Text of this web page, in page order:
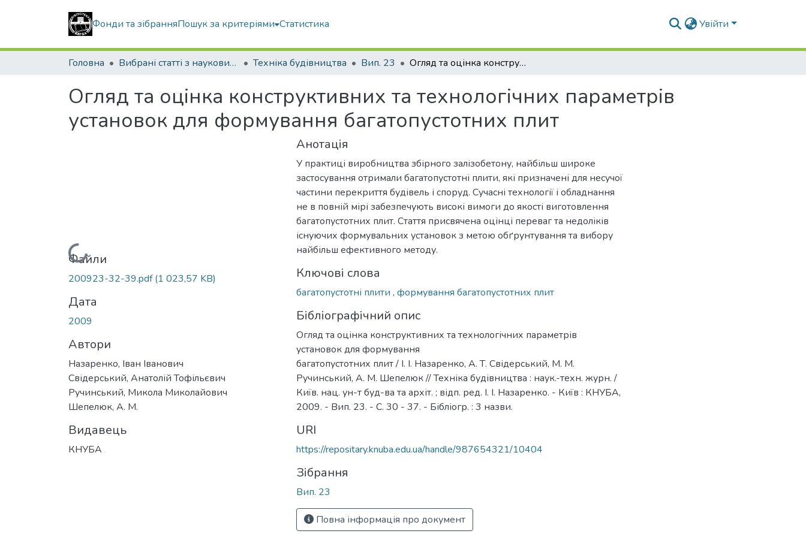
Фонди та зібранняПошук за критеріями Статистика Увійти
Головна Вибрані статті з наукових збірників КНУБА Техніка будівництва Вип. 23 Огляд та оцінка конструктивних та технологічних параметрів установок для формування багатопустотних плит
Огляд та оцінка конструктивних та технологічних параметрів
установок для формування багатопустотних плит
Вантажиться...
Файли
200923-32-39.pdf(1 023,57 KB)
Дата
2009
Автори
Назаренко, Іван Іванович
Свідерський, Анатолій Тофільєвич
Ручинський, Микола Миколайович
Шепелюк, А. М.
Видавець
КНУБА
Анотація
У практиці виробництва збірного залізобетону, найбільш широке
застосування отримали багатопустотні плити, які призначені для несучої
частини перекриття будівель і споруд. Сучасні технології і обладнання
не в повній мірі забезпечують високі вимоги до якості виготовлення
багатопустотних плит. Стаття присвячена оцінці переваг та недоліків
існуючих формувальних установок з метою обґрунтування та вибору
найбільш ефективного методу.
Ключові слова
багатопустотні плити , формування багатопустотних плит
Бібліографічний опис
Огляд та оцінка конструктивних та технологічних параметрів
установок для формування
багатопустотних плит / І. І. Назаренко, А. Т. Свідерський, М. М.
Ручинський, А. М. Шепелюк // Техніка будівництва : наук.-техн. журн. /
Київ. нац. ун-т буд-ва та архіт. ; відп. ред. І. І. Назаренко. - Київ : КНУБА,
2009. - Вип. 23. - С. 30 - 37. - Бібліогр. : 3 назви.
URI
https://repositary.knuba.edu.ua/handle/987654321/10404
Зібрання
Вип. 23
Повна інформація про документ